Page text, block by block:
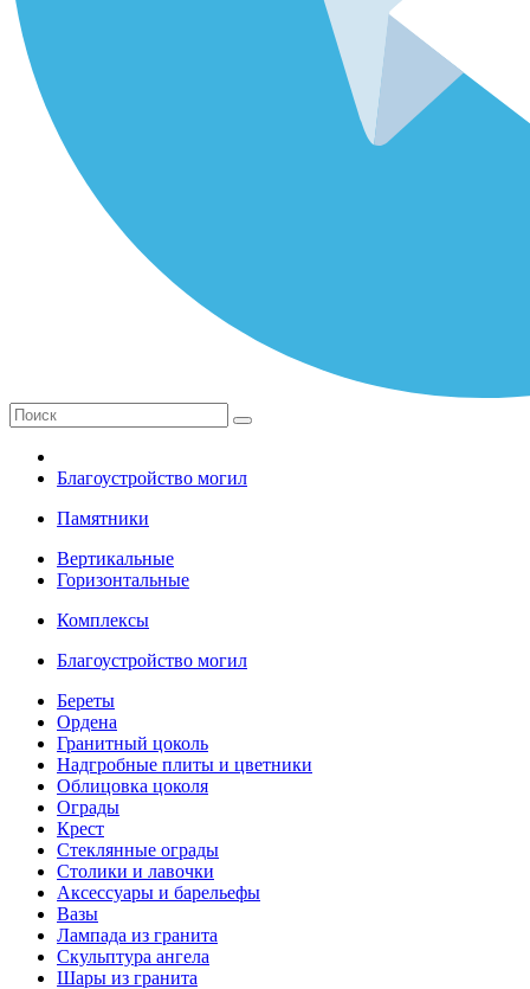
Благоустройство могил
Памятники
Вертикальные
Горизонтальные
Комплексы
Благоустройство могил
Береты
Ордена
Гранитный цоколь
Надгробные плиты и цветники
Облицовка цоколя
Ограды
Крест
Стеклянные ограды
Столики и лавочки
Аксессуары и барельефы
Вазы
Лампада из гранита
Скульптура ангела
Шары из гранита